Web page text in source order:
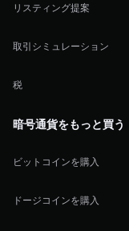
リスティング提案
取引シミュレーション
税
暗号通貨をもっと買う
ビットコインを購入
ドージコインを購入